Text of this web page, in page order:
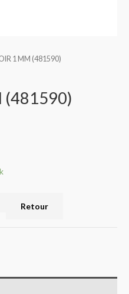
1 MM (481590)
(481590)
Retour